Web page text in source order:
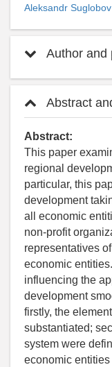
Aleksandr Suglobov
Author and
Abstract
Abstract:
This paper
regional
particular, this
development
all economic
non-profit
representatives
economic
influencing the
development
firstly, the
substantiated;
system were
economic